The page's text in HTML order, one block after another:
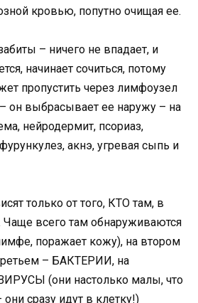
кровью, попутно очищая ее.
– ничего не впадает, и
начинает сочиться, потому
пропустить через лимфоузел
выбрасывает ее наружу – на
нейродермит, псориаз,
акнэ, угревая сыпь и
только от того, КТО там, в
всего там обнаруживаются
поражает кожу), на втором
– БАКТЕРИИ, на
(они настолько малы, что
сразу идут в клетку!)